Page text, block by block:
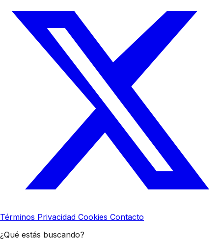
Términos Privacidad Cookies Contacto
¿Qué estás buscando?